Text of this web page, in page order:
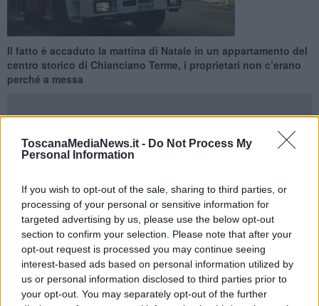
ToscanaMediaNews.it - Do Not Process My
Personal Information
If you wish to opt-out of the sale, sharing to third parties, or
processing of your personal or sensitive information for
targeted advertising by us, please use the below opt-out
section to confirm your selection. Please note that after your
opt-out request is processed you may continue seeing
interest-based ads based on personal information utilized by
us or personal information disclosed to third parties prior to
your opt-out. You may separately opt-out of the further
Il fatto è accaduto la mattina di Natale in un appartamento del
centro storico di Chianciano Terme, i proprietari non c’erano
perché a messa
visto uscire del fumo e delle fiamme
dall’appartamento all’ultimo
piano del corso principale del centro storico di Chianciano Terme.
In quel momentoin casa non c’era nessunoperché la famiglia si
trovava a messa.
Il passante alla vista del fumo ha avvertito i negozianti vicini che a
loro volta hanno c hiamato immediatamente i vigili del fuoco.I
passanti preoccupati che nell’appartamento ci potresse essere
stato qualcuno, sono intervenuti ed il primo a provare ad entrare,